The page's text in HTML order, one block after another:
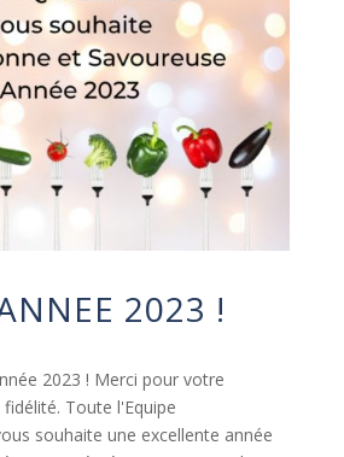
2023 !
2023 ! Merci pour votre
Toute l'Equipe
souhaite une excellente année